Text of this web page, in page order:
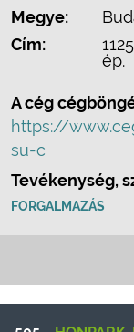
Megye:
Cím:
1125
ép.
A cég
https://
su-c
Tevékenység,
FORGALMAZÁS